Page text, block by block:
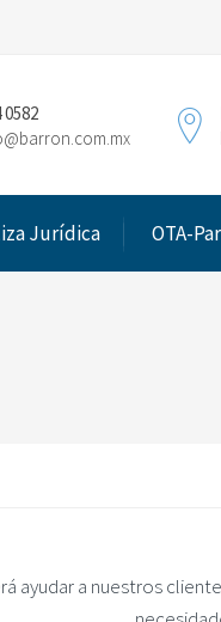
0582
Jurídica OTA-
ayudar a nuestros